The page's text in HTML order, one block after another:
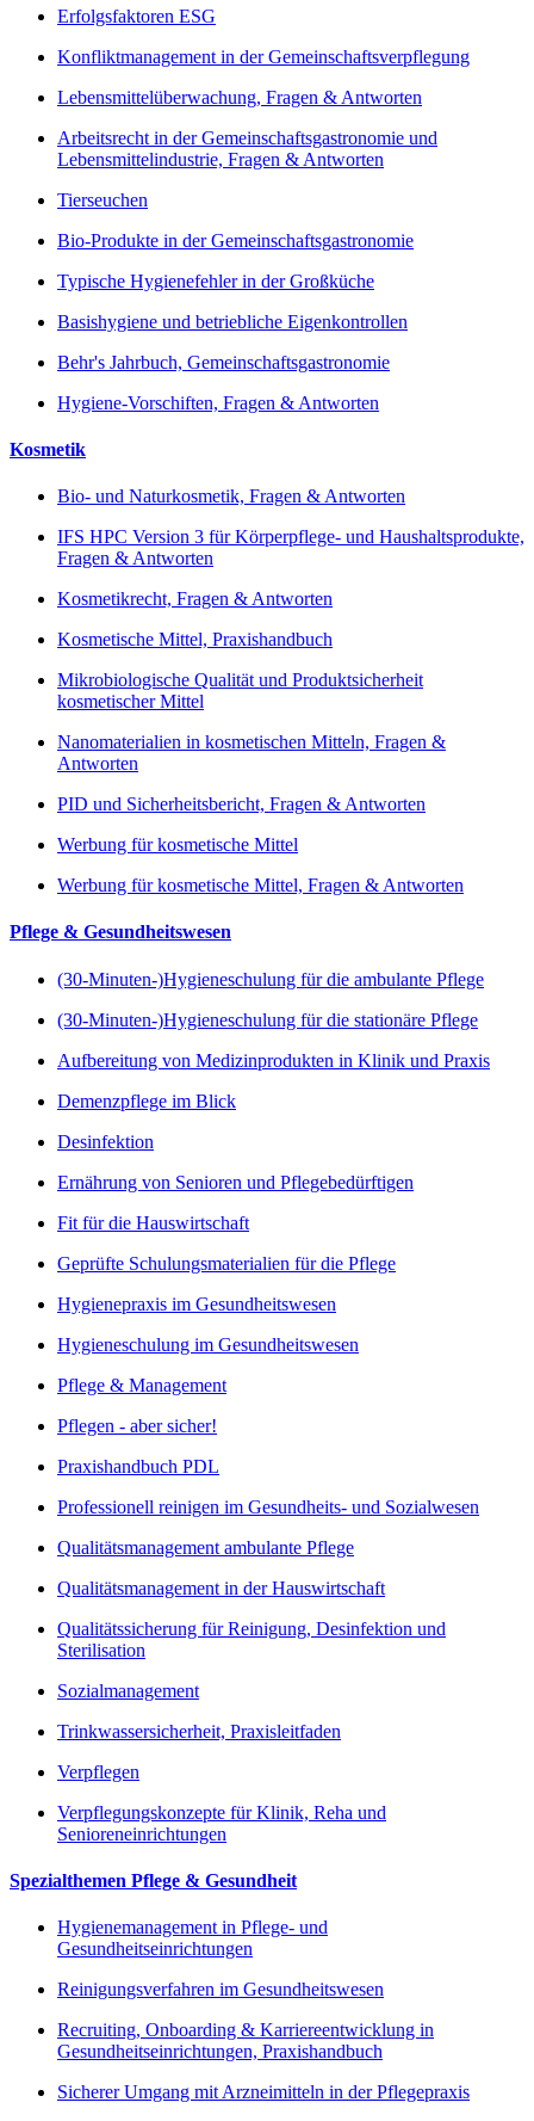
Erfolgsfaktoren ESG
Konfliktmanagement in der Gemeinschaftsverpflegung
Lebensmittelüberwachung, Fragen & Antworten
Arbeitsrecht in der Gemeinschaftsgastronomie und
Lebensmittelindustrie, Fragen & Antworten
Tierseuchen
Bio-Produkte in der Gemeinschaftsgastronomie
Typische Hygienefehler in der Großküche
Basishygiene und betriebliche Eigenkontrollen
Behr's Jahrbuch, Gemeinschaftsgastronomie
Hygiene-Vorschiften, Fragen & Antworten
Kosmetik
Bio- und Naturkosmetik, Fragen & Antworten
IFS HPC Version 3 für Körperpflege- und Haushaltsprodukte,
Fragen & Antworten
Kosmetikrecht, Fragen & Antworten
Kosmetische Mittel, Praxishandbuch
Mikrobiologische Qualität und Produktsicherheit
kosmetischer Mittel
Nanomaterialien in kosmetischen Mitteln, Fragen &
Antworten
PID und Sicherheitsbericht, Fragen & Antworten
Werbung für kosmetische Mittel
Werbung für kosmetische Mittel, Fragen & Antworten
Pflege & Gesundheitswesen
(30-Minuten-)Hygieneschulung für die ambulante Pflege
(30-Minuten-)Hygieneschulung für die stationäre Pflege
Aufbereitung von Medizinprodukten in Klinik und Praxis
Demenzpflege im Blick
Desinfektion
Ernährung von Senioren und Pflegebedürftigen
Fit für die Hauswirtschaft
Geprüfte Schulungsmaterialien für die Pflege
Hygienepraxis im Gesundheitswesen
Hygieneschulung im Gesundheitswesen
Pflege & Management
Pflegen - aber sicher!
Praxishandbuch PDL
Professionell reinigen im Gesundheits- und Sozialwesen
Qualitätsmanagement ambulante Pflege
Qualitätsmanagement in der Hauswirtschaft
Qualitätssicherung für Reinigung, Desinfektion und
Sterilisation
Sozialmanagement
Trinkwassersicherheit, Praxisleitfaden
Verpflegen
Verpflegungskonzepte für Klinik, Reha und
Senioreneinrichtungen
Spezialthemen Pflege & Gesundheit
Hygienemanagement in Pflege- und
Gesundheitseinrichtungen
Reinigungsverfahren im Gesundheitswesen
Recruiting, Onboarding & Karriereentwicklung in
Gesundheitseinrichtungen, Praxishandbuch
Sicherer Umgang mit Arzneimitteln in der Pflegepraxis